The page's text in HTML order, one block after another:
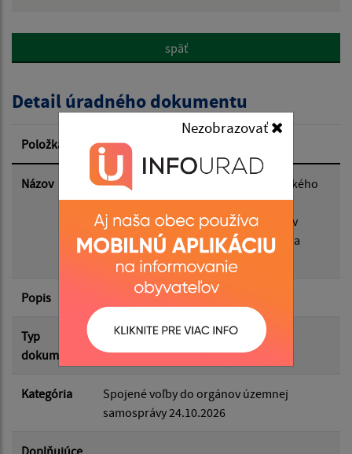
Nezobrazovať
Popis:
Dátum zverejnenia od:
Dátum zverejnenia do:
Filtrovať Reset
späť
Detail úradného dokumentu
Položka Informácia
Názov
Harmonogram organizačno-technického
zabezpečenia volieb do orgánov
samosprávy obcí a volieb do orgánov
samosprávnych krajov v roku 2026 na
podmienky obce Rokycany
Popis
Typ
dokumentu
Voľby/Referendá
Kategória
Spojené voľby do orgánov územnej
samosprávy 24.10.2026